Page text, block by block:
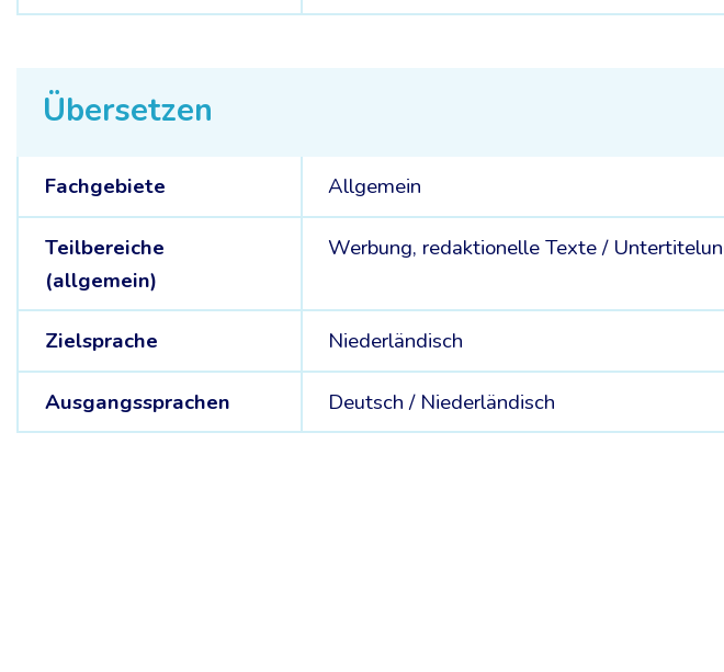
Übersetzen
Fachgebiete Allgemein
Teilbereiche
(allgemein)
Werbung, redaktionelle Texte /
Zielsprache Niederländisch
Ausgangssprachen Deutsch / Niederländisch